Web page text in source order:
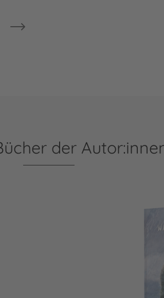
der